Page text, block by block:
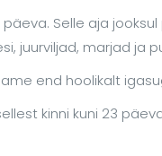
Selle aja
juurviljad, marjad ja
end hoolikalt
kinni kuni 23